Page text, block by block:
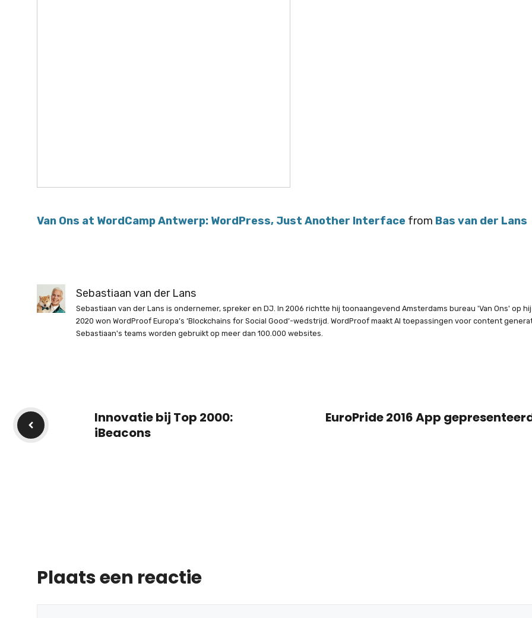
Van Ons at WordCamp Antwerp: WordPress, Just Another Interface from Bas van der Lans
Sebastiaan van der Lans
Sebastiaan van der Lans is ondernemer, spreker en DJ. In 2006 richtte hij toonaangevend Amsterdams bureau 'Van Ons' op
2020 won WordProof Europa’s ‘Blockchains for Social Good‘-wedstrijd. WordProof maakt AI toepassingen voor content
Sebastiaan's teams worden gebruikt op meer dan 100.000 websites.
Innovatie bij Top 2000:
iBeacons
EuroPride 2016 App
Plaats een reactie